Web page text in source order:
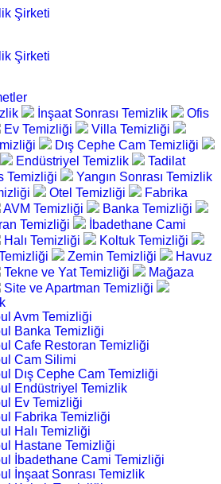
İnşaat Sonrası Temizlik
Ofis
Ev Temizliği
Villa Temizliği
Dış Cephe Cam Temizliği
Endüstriyel Temizlik
Tadilat
Temizliği
Yangın Sonrası Temizlik
Otel Temizliği
Fabrika
AVM Temizliği
Banka Temizliği
Temizliği
İbadethane Cami
Halı Temizliği
Koltuk Temizliği
Zemin Temizliği
Havuz
Tekne ve Yat Temizliği
Mağaza
Site ve Apartman Temizliği
Avm Temizliği
Banka Temizliği
Cafe Restoran Temizliği
Cam Silimi
Dış Cephe Cam Temizliği
Endüstriyel Temizlik
Ev Temizliği
Fabrika Temizliği
Halı Temizliği
Hastane Temizliği
İbadethane Cami Temizliği
İnşaat Sonrası Temizlik